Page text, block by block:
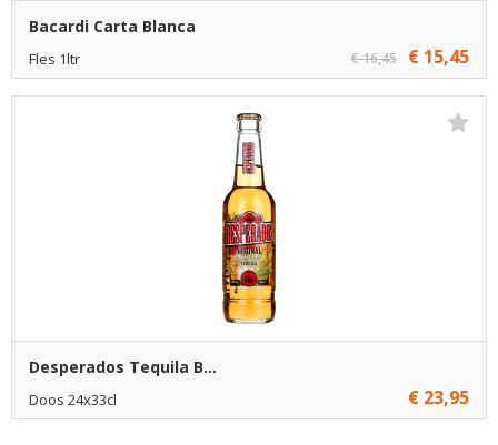
Bacardi Carta Blanca
Fles 1ltr € 16,45 € 15,45
Desperados Tequila B...
Doos 24x33cl € 23,95